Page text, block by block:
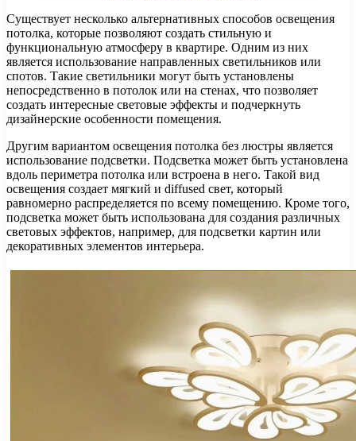
Существует несколько альтернативных способов освещения
потолка, которые позволяют создать стильную и
функциональную атмосферу в квартире. Одним из них
является использование направленных светильников или
спотов. Такие светильники могут быть установлены
непосредственно в потолок или на стенах, что позволяет
создать интересные световые эффекты и подчеркнуть
дизайнерские особенности помещения.
Другим вариантом освещения потолка без люстры является
использование подсветки. Подсветка может быть установлена
вдоль периметра потолка или встроена в него. Такой вид
освещения создает мягкий и diffused свет, который
равномерно распределяется по всему помещению. Кроме того,
подсветка может быть использована для создания различных
световых эффектов, например, для подсветки картин или
декоративных элементов интерьера.